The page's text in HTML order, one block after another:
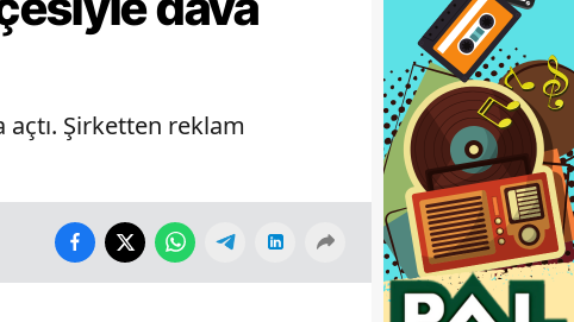
Şirketten reklam